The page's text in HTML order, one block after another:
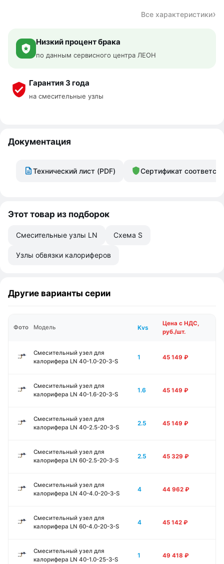
Все характеристики
Низкий процент брака
по данным сервисного центра ЛЕОН
Гарантия 3 года
на смесительные узлы
Документация
Технический лист (PDF) Сертификат
Этот товар из подборок
Смесительные узлы LN Схема S
Узлы обвязки калориферов
Другие варианты серии
Фото Модель Kvs
Цена с НДС,
руб./шт.
Смесительный узел для
калорифера LN 40-1.0-20-3-S
1 45 149 ₽
Смесительный узел для
калорифера LN 40-1.6-20-3-S
1.6 45 149 ₽
Смесительный узел для
калорифера LN 40-2.5-20-3-S
2.5 45 149 ₽
Смесительный узел для
калорифера LN 60-2.5-20-3-S
2.5 45 329 ₽
Смесительный узел для
калорифера LN 40-4.0-20-3-S
4 44 962 ₽
Смесительный узел для
калорифера LN 60-4.0-20-3-S
4 45 142 ₽
Смесительный узел для
калорифера LN 40-1.0-25-3-S
1 49 418 ₽